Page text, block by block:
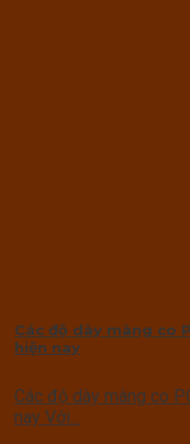
Các độ dày màng co
hiện nay
Các độ dày màng co
nay Với...